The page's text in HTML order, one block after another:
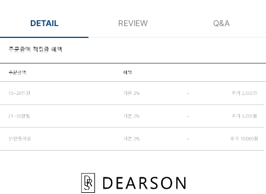
DETAIL REVIEW Q&A